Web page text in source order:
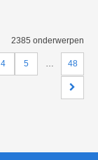
2385 onderwerpen
4 5 … 48